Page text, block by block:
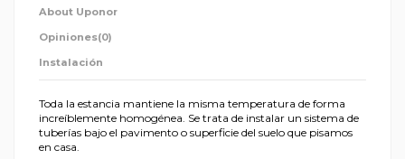
About Uponor
Opiniones(0)
Instalación
Toda la estancia mantiene la misma temperatura de forma
increíblemente homogénea. Se trata de instalar un sistema de
tuberías bajo el pavimento o superficie del suelo que pisamos
en casa.